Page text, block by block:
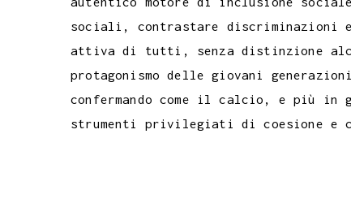
sociali, contrastare discriminazioni e
attiva di tutti, senza distinzione
protagonismo delle giovani
confermando come il calcio, e più in
strumenti privilegiati di coesione e